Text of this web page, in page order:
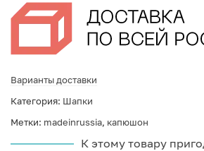
Варианты доставки
Категория: Шапки
Метки: madeinrussia, капюшон
К этому товару